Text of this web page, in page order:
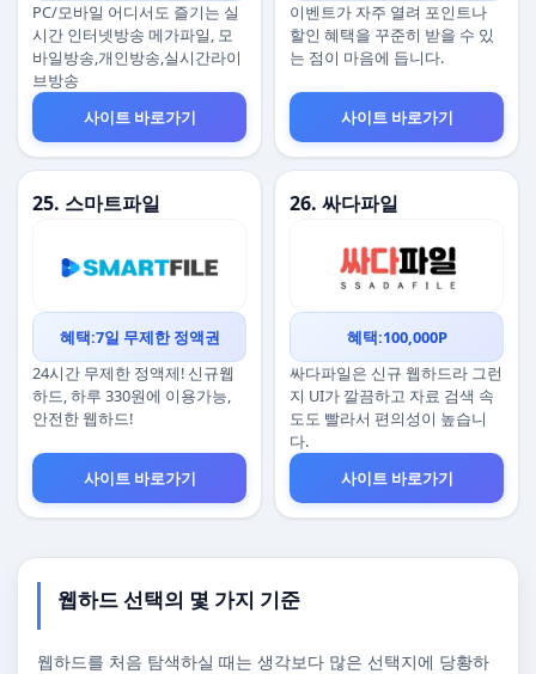
PC/모바일 어디서도 즐기는 실
시간 인터넷방송 메가파일, 모
바일방송,개인방송,실시간라이
브방송
사이트 바로가기
이벤트가 자주 열려 포인트나
할인 혜택을 꾸준히 받을 수 있
는 점이 마음에 듭니다.
사이트 바로가기
25. 스마트파일
혜택:7일 무제한 정액권
24시간 무제한 정액제! 신규웹
하드, 하루 330원에 이용가능,
안전한 웹하드!
사이트 바로가기
26. 싸다파일
혜택:100,000P
싸다파일은 신규 웹하드라 그런
지 UI가 깔끔하고 자료 검색 속
도도 빨라서 편의성이 높습니
다.
사이트 바로가기
웹하드 선택의 몇 가지 기준
웹하드를 처음 탐색하실 때는 생각보다 많은 선택지에 당황하